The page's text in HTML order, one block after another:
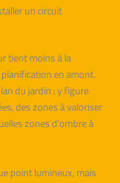
un circuit
tient moins à la
en amont.
du jardin : y figure
des zones à valoriser
zones d’ombre à
point lumineux, mais